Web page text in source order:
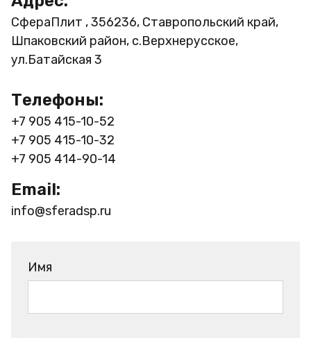
СфераПлит , 356236, Ставропольский край,
Шпаковский район, с.Верхнерусское,
ул.Батайская 3
Телефоны:
+7 905 415-10-52
+7 905 415-10-32
+7 905 414-90-14
Email:
info@sferadsp.ru
Имя